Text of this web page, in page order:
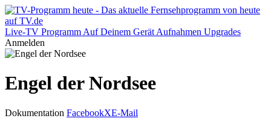
Live-TV Programm Auf Deinem Gerät Aufnahmen Upgrades
Anmelden
Engel der Nordsee
Dokumentation FacebookXE-Mail